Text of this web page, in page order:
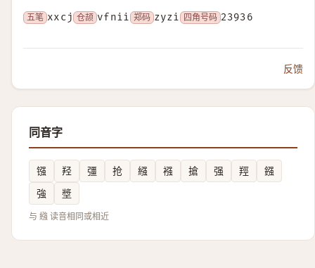
五笔 xxcj 仓颉 vfnii 郑码 zyzi 四角号码 23936
反馈
同音字
镪 羟 彊 抢 繦 襁 搶 强 羥
鏹
強
墏
与 繈 读音相同或相近